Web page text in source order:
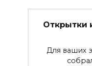
Открытки
Для ваших